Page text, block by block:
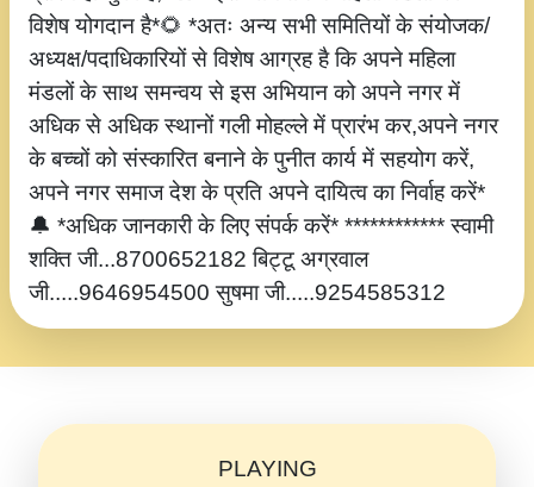
विशेष योगदान है*🌻 *अतः अन्य सभी समितियों के संयोजक/
अध्यक्ष/पदाधिकारियों से विशेष आग्रह है कि अपने महिला
मंडलों के साथ समन्वय से इस अभियान को अपने नगर में
अधिक से अधिक स्थानों गली मोहल्ले में प्रारंभ कर,अपने नगर
के बच्चों को संस्कारित बनाने के पुनीत कार्य में सहयोग करें,
अपने नगर समाज देश के प्रति अपने दायित्व का निर्वाह करें*
🔔 *अधिक जानकारी के लिए संपर्क करें* ************ स्वामी
शक्ति जी...8700652182 बिट्टू अग्रवाल
जी.....9646954500 सुषमा जी.....9254585312
PLAYING